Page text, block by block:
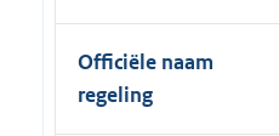
Officiële naam
regeling